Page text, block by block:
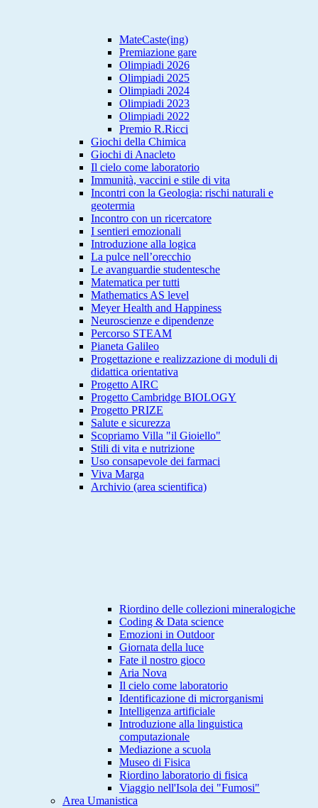
MateCaste(ing)
Premiazione gare
Olimpiadi 2026
Olimpiadi 2025
Olimpiadi 2024
Olimpiadi 2023
Olimpiadi 2022
Premio R.Ricci
Giochi della Chimica
Giochi di Anacleto
Il cielo come laboratorio
Immunità, vaccini e stile di vita
Incontri con la Geologia: rischi naturali e
geotermia
Incontro con un ricercatore
I sentieri emozionali
Introduzione alla logica
La pulce nell’orecchio
Le avanguardie studentesche
Matematica per tutti
Mathematics AS level
Meyer Health and Happiness
Neuroscienze e dipendenze
Percorso STEAM
Pianeta Galileo
Progettazione e realizzazione di moduli di
didattica orientativa
Progetto AIRC
Progetto Cambridge BIOLOGY
Progetto PRIZE
Salute e sicurezza
Scopriamo Villa "il Gioiello"
Stili di vita e nutrizione
Uso consapevole dei farmaci
Viva Marga
Archivio (area scientifica)
Riordino delle collezioni mineralogiche
Coding & Data science
Emozioni in Outdoor
Giornata della luce
Fate il nostro gioco
Aria Nova
Il cielo come laboratorio
Identificazione di microrganismi
Intelligenza artificiale
Introduzione alla linguistica
computazionale
Mediazione a scuola
Museo di Fisica
Riordino laboratorio di fisica
Viaggio nell'Isola dei "Fumosi"
Area Umanistica